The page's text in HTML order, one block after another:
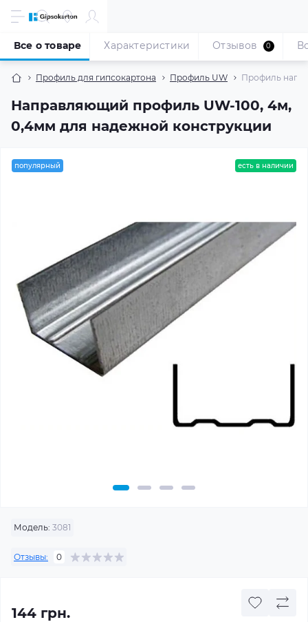
Профиль для гипсокартона Профиль UW Профиль
Направляющий профиль UW-100, 4м,
0,4мм для надежной конструкции
Все о товаре Характеристики Отзывов 0
популярный есть в наличии
Модель: 3081
Отзывы: 0
144 грн.